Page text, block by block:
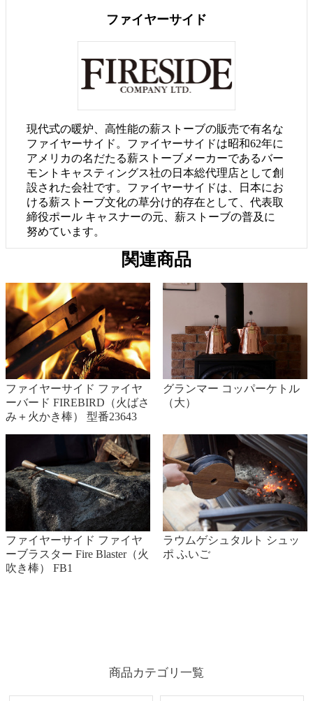
ファイヤーサイド
現代式の暖炉、高性能の薪ストーブの販売で有名な
ファイヤーサイド。ファイヤーサイドは昭和62年に
アメリカの名だたる薪ストーブメーカーであるバー
モントキャスティングス社の日本総代理店として創
設された会社です。ファイヤーサイドは、日本にお
ける薪ストーブ文化の草分け的存在として、代表取
締役ポール キャスナーの元、薪ストーブの普及に
努めています。
関連商品
ファイヤーサイド ファイヤ
ーバード FIREBIRD（火ばさ
み＋火かき棒） 型番23643
グランマー コッパーケトル
（大）
ファイヤーサイド ファイヤ
ーブラスター Fire Blaster（火
吹き棒） FB1
ラウムゲシュタルト シュッ
ポ ふいご
商品カテゴリ一覧